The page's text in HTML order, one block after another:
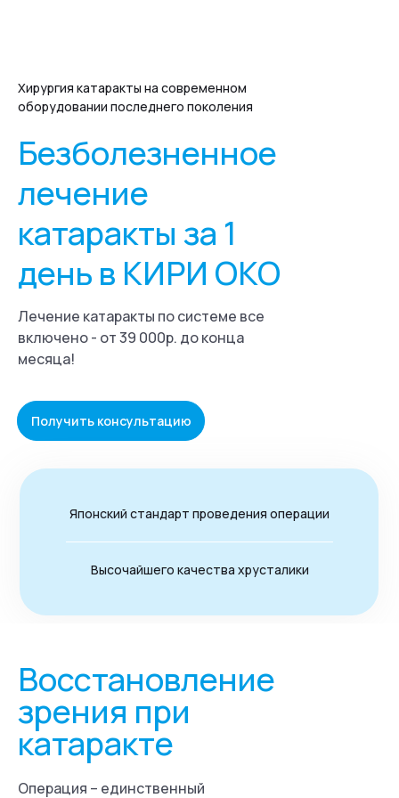
Безболезненное
лечение
катаракты за 1
день в КИРИ ОКО
Лечение катаракты по системе все
включено - от 39 000р. до конца
месяца!
Получить консультацию
Хирургия катаракты на современном
оборудовании последнего поколения
Японский стандарт проведения операции
Высочайшего качества хрусталики
Восстановление
зрения при
катаракте
Операция – единственный